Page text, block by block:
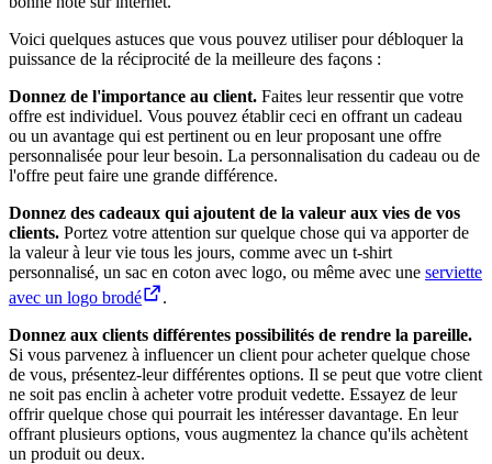
Voici quelques astuces que vous pouvez utiliser pour débloquer la
puissance de la réciprocité de la meilleure des façons :
Donnez de l'importance au client. Faites leur ressentir que votre
offre est individuel. Vous pouvez établir ceci en offrant un cadeau
ou un avantage qui est pertinent ou en leur proposant une offre
personnalisée pour leur besoin. La personnalisation du cadeau ou de
l'offre peut faire une grande différence.
Donnez des cadeaux qui ajoutent de la valeur aux vies de vos
clients. Portez votre attention sur quelque chose qui va apporter de
la valeur à leur vie tous les jours, comme avec un t-shirt
personnalisé, un sac en coton avec logo, ou même avec une serviette
avec un logo brodé
.
Donnez aux clients différentes possibilités de rendre la pareille.
Si vous parvenez à influencer un client pour acheter quelque chose
de vous, présentez-leur différentes options. Il se peut que votre client
ne soit pas enclin à acheter votre produit vedette. Essayez de leur
offrir quelque chose qui pourrait les intéresser davantage. En leur
offrant plusieurs options, vous augmentez la chance qu'ils achètent
un produit ou deux.